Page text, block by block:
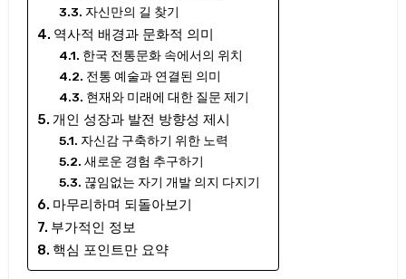
자신만의 길 찾기
역사적 배경과 문화적 의미
한국 전통문화 속에서의 위치
전통 예술과 연결된 의미
현재와 미래에 대한 질문 제기
개인 성장과 발전 방향성 제시
자신감 구축하기 위한 노력
새로운 경험 추구하기
끊임없는 자기 개발 의지 다지기
마무리하며 되돌아보기
부가적인 정보
핵심 포인트만 요약